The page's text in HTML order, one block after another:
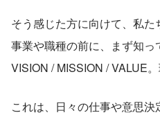
そう感じた方に向けて、私た
事業や職種の前に、まず知
VISION / MISSION / VALUE。
これは、日々の仕事や意思